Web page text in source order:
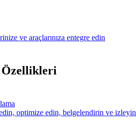
ve araçlarınıza entegre edin
optimize edin, belgelendirin ve izleyin